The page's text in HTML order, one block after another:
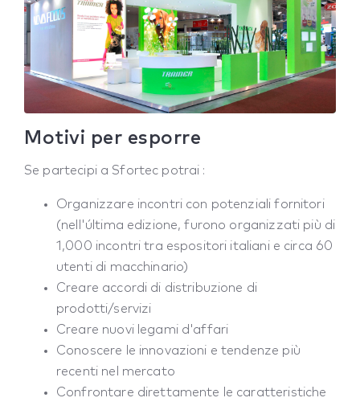
Motivi per esporre
Se partecipi a Sfortec potrai :
Organizzare incontri con potenziali fornitori
(nell'última edizione, furono organizzati più di
1,000 incontri tra espositori italiani e circa 60
utenti di macchinario)
Creare accordi di distribuzione di
prodotti/servizi
Creare nuovi legami d'affari
Conoscere le innovazioni e tendenze più
recenti nel mercato
Confrontare direttamente le caratteristiche